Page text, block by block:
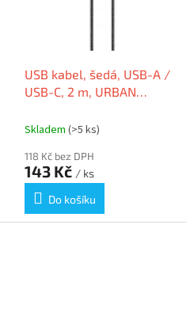
USB kabel, šedá, USB-A /
USB-C, 2 m, URBAN
Skladem (>5 ks)
118 Kč bez DPH
143 Kč / ks
Do košíku